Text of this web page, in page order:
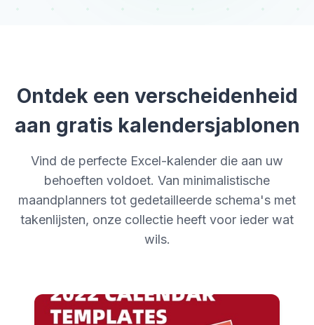
Ontdek een verscheidenheid
aan gratis kalendersjablonen
Vind de perfecte Excel-kalender die aan uw
behoeften voldoet. Van minimalistische
maandplanners tot gedetailleerde schema's met
takenlijsten, onze collectie heeft voor ieder wat
wils.